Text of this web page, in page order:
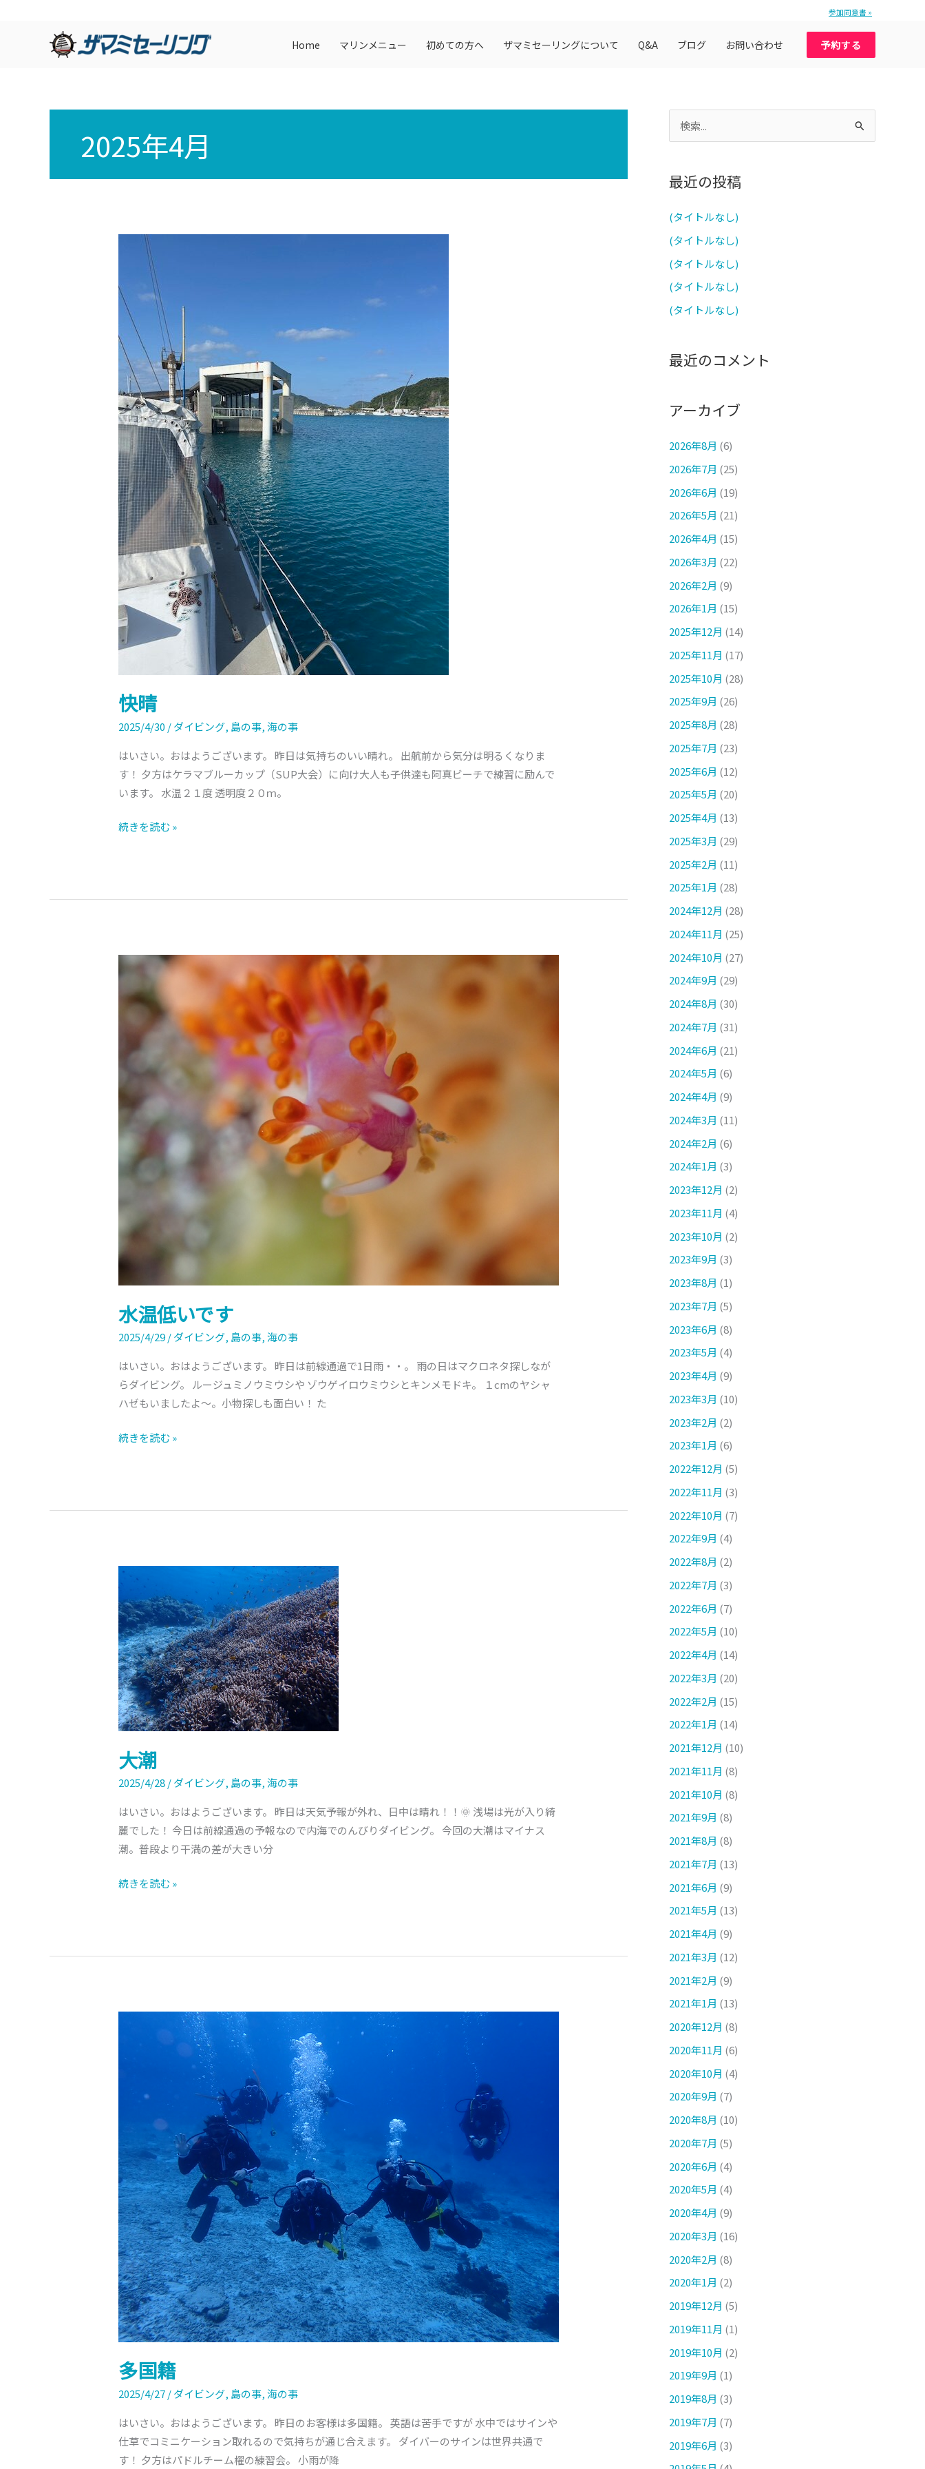
参加同意書 »
Home マリンメニュー 初めての方へ ザマミセーリングについて Q&A ブログ お問い合わせ 予約する
2025年4月
快晴
2025/4/30 /ダイビング, 島の事,海の事
はいさい。おはようございます。 昨日は気持ちのいい晴れ。 出航前から気分は明るくなりま
す！ 夕方はケラマブルーカップ（SUP大会）に向け大人も子供達も阿真ビーチで練習に励んで
います。 水温２１度 透明度２０ｍ。
続きを読む »
水温低いです
2025/4/29/ダイビング, 島の事,海の事
はいさい。おはようございます。 昨日は前線通過で1日雨・・。 雨の日はマクロネタ探しなが
らダイビング。 ルージュミノウミウシや ゾウゲイロウミウシとキンメモドキ。 １cmのヤシャ
ハゼもいましたよ～。小物探しも面白い！ た
水
す
続きを読む »
大潮
2025/4/28/ダイビング, 島の事,海の事
はいさい。おはようございます。 昨日は天気予報が外れ、日中は晴れ！！🌞 浅場は光が入り綺
麗でした！ 今日は前線通過の予報なので内海でのんびりダイビング。 今回の大潮はマイナス
潮。普段より干満の差が大きい分
大
続きを読む »
多国籍
2025/4/27/ダイビング, 島の事,海の事
はいさい。おはようございます。 昨日のお客様は多国籍。 英語は苦手ですが 水中ではサインや
仕草でコミニケーション取れるので気持ちが通じ合えます。 ダイバーのサインは世界共通で
す！ 夕方はパドルチーム櫂の練習会。 小雨が降
象
最近の投稿
(タイトルなし)
(タイトルなし)
(タイトルなし)
(タイトルなし)
(タイトルなし)
最近のコメント
アーカイブ
2026年8月 (6)
2026年7月 (25)
2026年6月 (19)
2026年5月 (21)
2026年4月 (15)
2026年3月 (22)
2026年2月 (9)
2026年1月 (15)
2025年12月 (14)
2025年11月 (17)
2025年10月 (28)
2025年9月 (26)
2025年8月 (28)
2025年7月 (23)
2025年6月 (12)
2025年5月 (20)
2025年4月 (13)
2025年3月 (29)
2025年2月 (11)
2025年1月 (28)
2024年12月 (28)
2024年11月 (25)
2024年10月 (27)
2024年9月 (29)
2024年8月 (30)
2024年7月 (31)
2024年6月 (21)
2024年5月 (6)
2024年4月 (9)
2024年3月 (11)
2024年2月 (6)
2024年1月 (3)
2023年12月 (2)
2023年11月 (4)
2023年10月 (2)
2023年9月 (3)
2023年8月 (1)
2023年7月 (5)
2023年6月 (8)
2023年5月 (4)
2023年4月 (9)
2023年3月 (10)
2023年2月 (2)
2023年1月 (6)
2022年12月 (5)
2022年11月 (3)
2022年10月 (7)
2022年9月 (4)
2022年8月 (2)
2022年7月 (3)
2022年6月 (7)
2022年5月 (10)
2022年4月 (14)
2022年3月 (20)
2022年2月 (15)
2022年1月 (14)
2021年12月 (10)
2021年11月 (8)
2021年10月 (8)
2021年9月 (8)
2021年8月 (8)
2021年7月 (13)
2021年6月 (9)
2021年5月 (13)
2021年4月 (9)
2021年3月 (12)
2021年2月 (9)
2021年1月 (13)
2020年12月 (8)
2020年11月 (6)
2020年10月 (4)
2020年9月 (7)
2020年8月 (10)
2020年7月 (5)
2020年6月 (4)
2020年5月 (4)
2020年4月 (9)
2020年3月 (16)
2020年2月 (8)
2020年1月 (2)
2019年12月 (5)
2019年11月 (1)
2019年10月 (2)
2019年9月 (1)
2019年8月 (3)
2019年7月 (7)
2019年6月 (3)